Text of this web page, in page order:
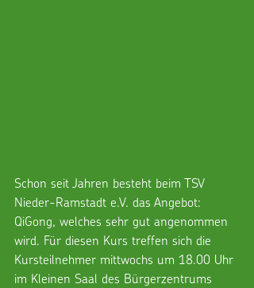
Schon seit Jahren besteht beim TSV
Nieder-Ramstadt e.V. das Angebot:
QiGong, welches sehr gut angenommen
wird. Für diesen Kurs treffen sich die
Kursteilnehmer mittwochs um 18.00 Uhr
im Kleinen Saal des Bürgerzentrums